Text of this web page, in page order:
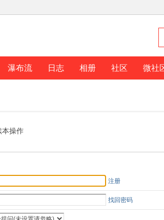
瀑布流 日志 相册 社区 微社
本操作
注册
找回密码